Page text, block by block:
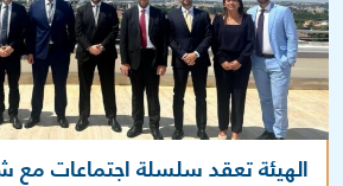
الهيئة تعقد سلسلة اجتماعات مع